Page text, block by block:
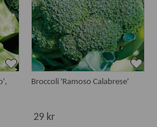
Broccoli 'Ramoso Calabrese'
29 kr